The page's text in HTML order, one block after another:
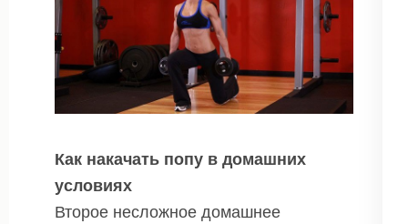
Как накачать попу в домашних
условиях
Второе несложное домашнее